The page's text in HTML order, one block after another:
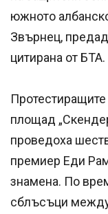
южното
Звърнец,
цитирана от БТА.
площад
проведоха
премиер Еди
знамена. По
сблъсъци